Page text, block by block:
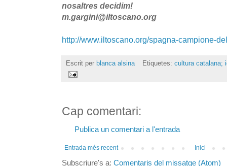
nosaltres decidim!
m.gargini@iltoscano.org
http://www.iltoscano.org/spagna-campione-
Escrit per blanca alsina Etiquetes: cultura catalana;
Cap comentari:
Publica un comentari a l'entrada
Entrada més recent Inici
Subscriure's a: Comentaris del missatge (Atom)